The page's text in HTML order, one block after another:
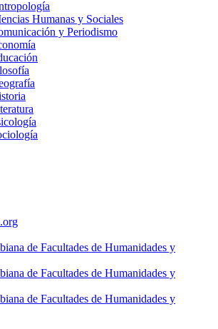
Humanas y Sociales
y Periodismo